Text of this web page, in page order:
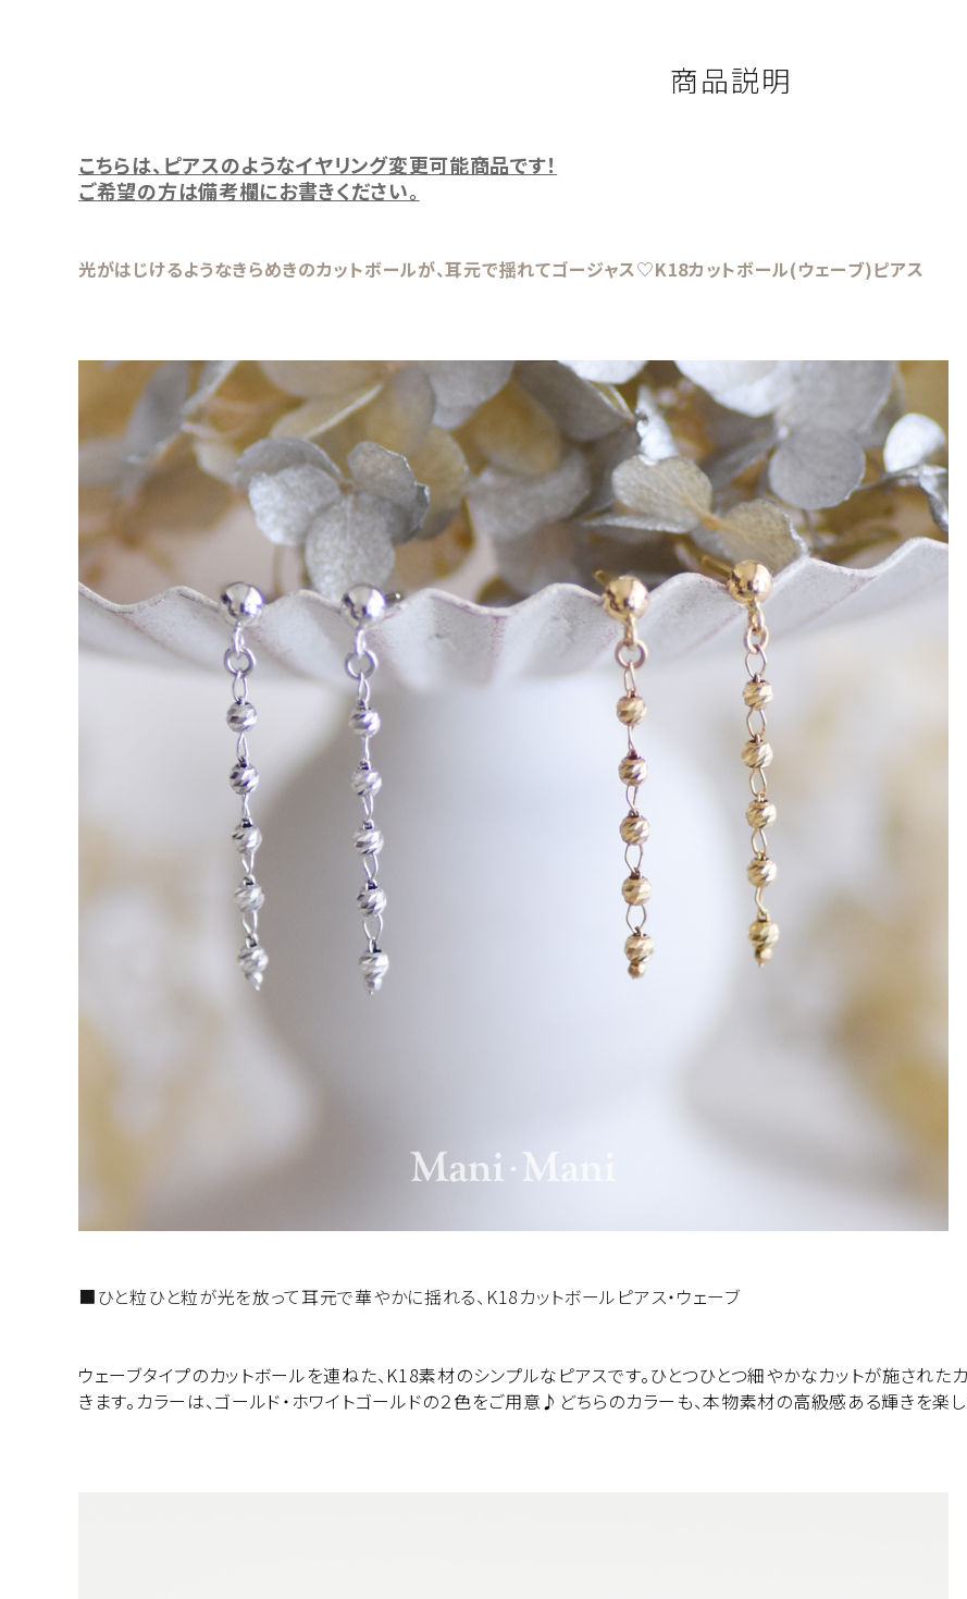
商品説明
こちらは、ピアスのようなイヤリング変更可能商品です！
ご希望の方は備考欄にお書きください。
光がはじけるようなきらめきのカットボールが、耳元で揺れてゴージャス♡K18カットボール(ウェーブ)ピアス
■ひと粒ひと粒が光を放って耳元で華やかに揺れる、K18カットボールピアス・ウェーブ
ウェーブタイプのカットボールを連ねた、K18素材のシンプルなピアスです。ひとつひとつ細やかなカットが施された
きます。カラーは、ゴールド・ホワイトゴールドの２色をご用意♪どちらのカラーも、本物素材の高級感ある輝きを楽し